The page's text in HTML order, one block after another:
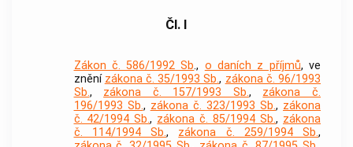
Čl. I
Zákon č. 586/1992 Sb., o daních z příjmů, ve
znění zákona č. 35/1993 Sb., zákona č. 96/1993
Sb., zákona č. 157/1993 Sb., zákona č.
196/1993 Sb., zákona č. 323/1993 Sb., zákona
č. 42/1994 Sb., zákona č. 85/1994 Sb., zákona
č. 114/1994 Sb., zákona č. 259/1994 Sb.,